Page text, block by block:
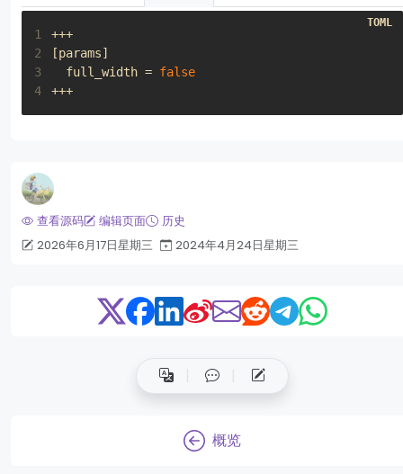
1
+++
2
[params]
3
full_width = false
4
+++
查看源码 编辑页面
历史
2026年6月17日星期三
2024年4月24日星期三
概览